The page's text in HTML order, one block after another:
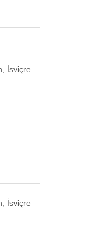
İsviçre
İsviçre